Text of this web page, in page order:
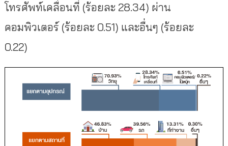
โทรศัพท์เคลื่อนที่ (ร้อยละ 28.34) ผ่าน
คอมพิวเตอร์ (ร้อยละ 0.51) และอื่นๆ (ร้อยละ
0.22)